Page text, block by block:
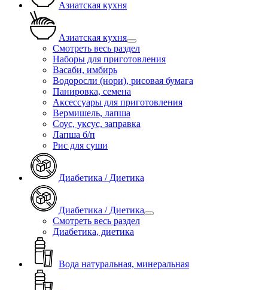
Азиатская кухня
Азиатская кухня
Смотреть весь раздел
Наборы для приготовления
Васаби, имбирь
Водоросли (нори), рисовая бумага
Панировка, семена
Аксессуары для приготовления
Вермишель, лапша
Соус, уксус, заправка
Лапша б/п
Рис для суши
Диабетика / Диетика
Диабетика / Диетика
Смотреть весь раздел
Диабетика, диетика
Вода натуральная, минеральная